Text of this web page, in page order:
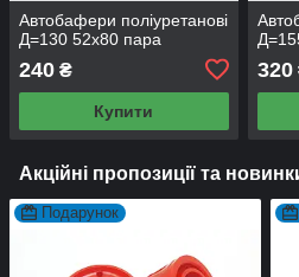
Автобафери поліуретанові
Д=130 52x80 пара
240 ₴
Купити
320
Акційні пропозиції та
Подарунок